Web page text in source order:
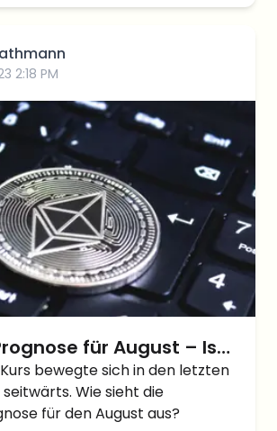
2:18 PM
für August – Ist
von 2.500 Dollar
bewegte sich in den letzten
Wie sieht die
für den August aus?